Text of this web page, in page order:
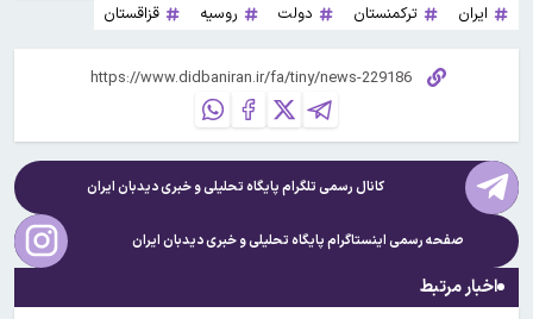
ایران ترکمنستان دولت روسیه قزاقستان
کانال رسمی تلگرام پایگاه تحلیلی و خبریدیدبان ایران
صفحه رسمی اینستاگرام پایگاه تحلیلی و خبریدیدبان ایران
اخبار مرتبط